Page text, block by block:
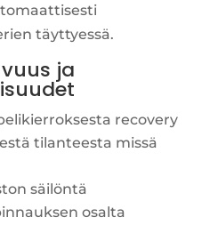
täyttyessä.
ja
recovery
tilanteesta missä
säilöntä
osalta